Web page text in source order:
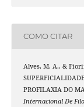
COMO CITAR
Alves, M. A., &
PROFILAXIA DO
Internacional De